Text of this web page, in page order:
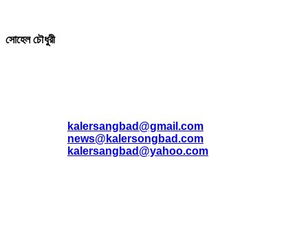
সোহেল চৌধুরী
kalersangbad@gmail.com
news@kalersongbad.com
kalersangbad@yahoo.com